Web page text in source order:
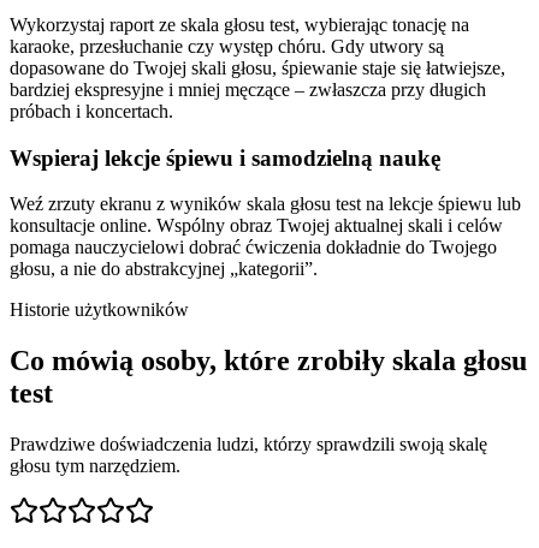
Wykorzystaj raport ze skala głosu test, wybierając tonację na
karaoke, przesłuchanie czy występ chóru. Gdy utwory są
dopasowane do Twojej skali głosu, śpiewanie staje się łatwiejsze,
bardziej ekspresyjne i mniej męczące – zwłaszcza przy długich
próbach i koncertach.
Wspieraj lekcje śpiewu i samodzielną naukę
Weź zrzuty ekranu z wyników skala głosu test na lekcje śpiewu lub
konsultacje online. Wspólny obraz Twojej aktualnej skali i celów
pomaga nauczycielowi dobrać ćwiczenia dokładnie do Twojego
głosu, a nie do abstrakcyjnej „kategorii”.
Historie użytkowników
Co mówią osoby, które zrobiły skala głosu
test
Prawdziwe doświadczenia ludzi, którzy sprawdzili swoją skalę
głosu tym narzędziem.